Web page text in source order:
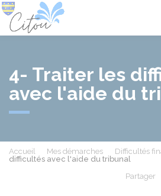
4- Traiter les
avec l'aide du
Accueil Mes démarches Difficultés
difficultés avec l'aide du tribunal
Partager